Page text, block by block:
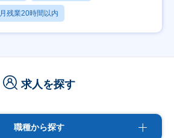
月残業20時間以内
求人を探す
職種から探す